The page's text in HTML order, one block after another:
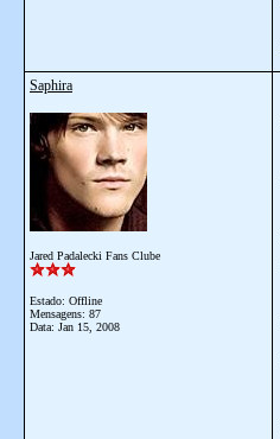
Saphira
Jared Padalecki Fans Clube
Estado: Offline
Mensagens: 87
Data: Jan 15, 2008